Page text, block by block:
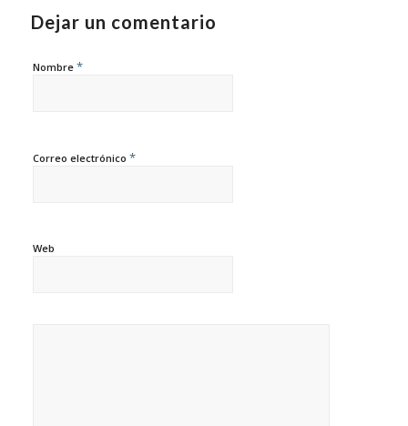
Dejar un comentario
Nombre *
Correo electrónico *
Web